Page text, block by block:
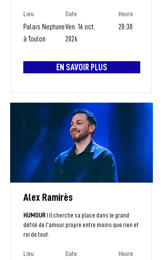
Lieu Date
Palais Neptune
à Toulon
Ven. 16 oct.
2026
Heure
20:30
EN SAVOIR PLUS
Alex Ramirès
HUMOURI Il cherche sa place dans le grand
défilé de l'amour propre entre moins que rien et
roi de tout.
Lieu Date Heure